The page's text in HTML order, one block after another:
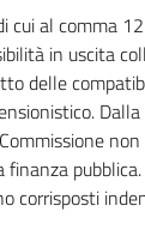
cui al comma
in uscita
delle
finanza
corrisposti